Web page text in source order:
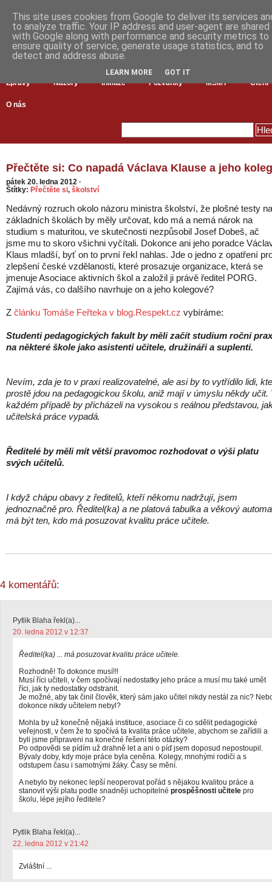
Zprávy Názory Inkluze Pozvánky MŠMT Čtení
O nás
Přečtěte si: Co napadá Václava Klause a jeho
pátek 20. ledna 2012 ·
Štítky: Přečtěte si, školství
Nedávný rozruch okolo názoru ministra školství, že plošné testy na
základních školách by měly určovat, kdo má a nemá nárok na
studium s maturitou, ve skutečnosti nezpůsobil Josef Dobeš, ač
jsme mu to skoro všichni vyčítali. Dokonce ani jeho poradce
Klaus mladší, byť on to první řekl nahlas. Jde o jedno z opatření
zlepšení české vzdělanosti, které prosazuje organizace, která se
jmenuje Asociace aktivních škol a založil ji právě ředitel PORG.
Zajímá vás, co dalšího navrhuje on a jeho kolegové?
Z článku Tomáše Feřteka v blog.Respekt.cz vybíráme:
Studenti pedagogických fakult by měli začít studium roční
na některé škole jako asistenti učitele, družináři a suplenti.
Nevím, zda je to v praxi realizovatelné, ale asi by to vytřídilo lidi,
prostě jdou na pedagogickou školu, aniž mají v úmyslu někdy učit.
každém případě by přicházeli na vysokou s reálnou představou,
učitelská práce vypadá.
Ředitelé by měli mít větší pravomoc rozhodovat o výši platu
svých učitelů.
I když chápu obavy z ředitelů, kteří někomu nadržují, jsem
jednoznačně pro. Ředitel(ka) a ne platová tabulka a věkový
má být ten, kdo má posuzovat kvalitu práce učitele.
4 komentářů:
Pytlik Blaha řekl(a)...
20. ledna 2012 v 12:37
Ředitel(ka) ... má posuzovat kvalitu práce učitele.
Rozhodně! To dokonce musí!!!
Musí říci učiteli, v čem spočívají nedostatky jeho práce a musí mu také umět
říci, jak ty nedostatky odstranit.
Je možné, aby tak činil člověk, který sám jako učitel nikdy nestál za nic?
dokonce nikdy učitelem nebyl?
Mohla by už konečně nějaká instituce, asociace či co sdělit pedagogické
veřejnosti, v čem že to spočívá ta kvalita práce učitele, abychom se zařídili a
byli jsme připraveni na konečné řešení této otázky?
Po odpovědi se pídím už drahně let a ani o píď jsem doposud nepostoupil.
Bývaly doby, kdy moje práce byla ceněna. Kolegy, mnohými rodiči a s
odstupem času i samotnými žáky. Časy se mění.
A nebylo by nekonec lepší neoperovat pořád s nějakou kvalitou práce a
stanovit výši platu podle snadněji uchopitelné prospěšnosti učitele pro
školu, lépe jejího ředitele?
Pytlik Blaha řekl(a)...
22. ledna 2012 v 21:42
Zvláštní ...
This site uses cookies from Google to deliver its services
to analyze traffic. Your IP address and user-agent are shared
with Google along with performance and security metrics to
ensure quality of service, generate usage statistics, and to
detect and address abuse.
LEARN MORE GOT IT